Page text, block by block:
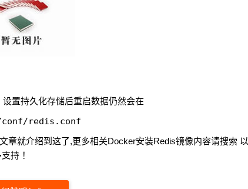
置持久化存储后重启数据仍然会在
章就介绍到这了,更多相关Docker安装Redis镜像内容请搜索 以
持 ！